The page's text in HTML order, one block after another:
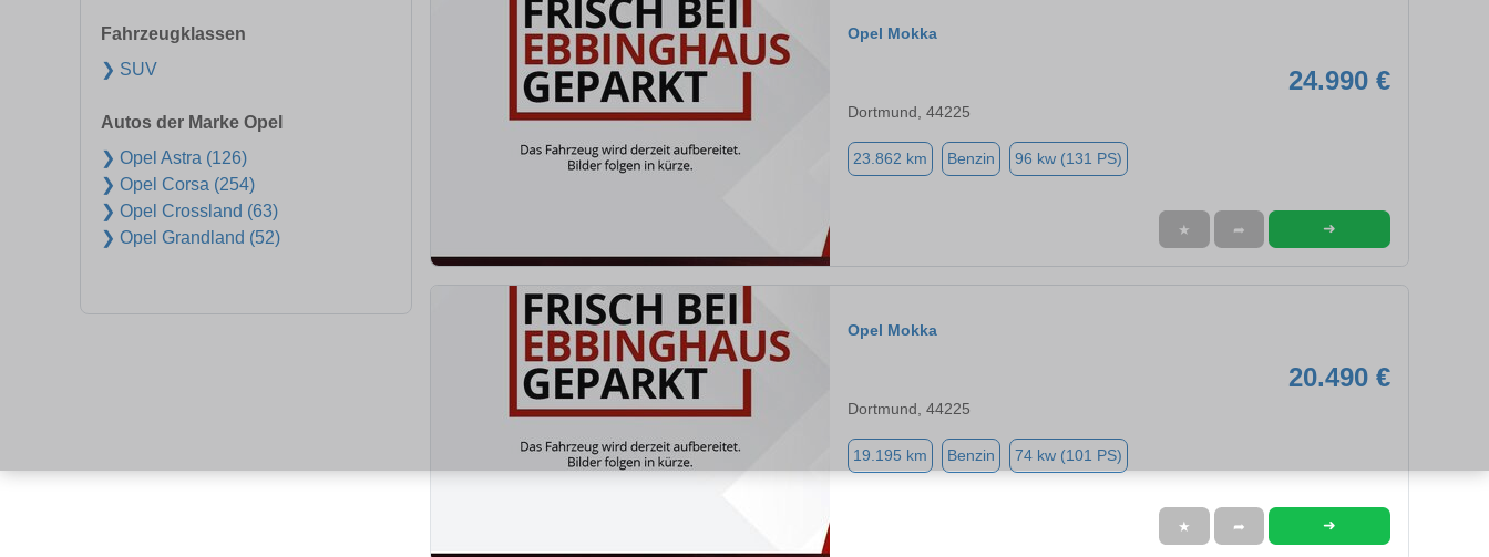
Fahrzeugklassen
❯ SUV
Autos der Marke Opel
❯ Opel Astra (126)
❯ Opel Corsa (254)
❯ Opel Crossland (63)
❯ Opel Grandland (52)
Opel Mokka
24.990 €
Dortmund, 44225
23.862 km Benzin 96 kw (131 PS)
★ ➦ ➜
Opel Mokka
20.490 €
Dortmund, 44225
19.195 km Benzin 74 kw (101 PS)
★ ➦ ➜